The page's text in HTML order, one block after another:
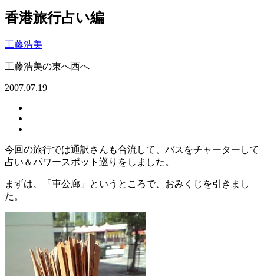
香港旅行占い編
工藤浩美
工藤浩美の東へ西へ
2007.07.19
今回の旅行では通訳さんも合流して、バスをチャーターして
占い＆パワースポット巡りをしました。
まずは、「車公廊」というところで、おみくじを引きまし
た。